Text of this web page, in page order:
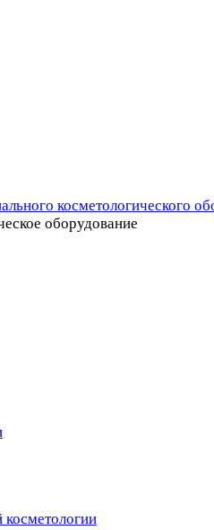
оборудование
косметологии